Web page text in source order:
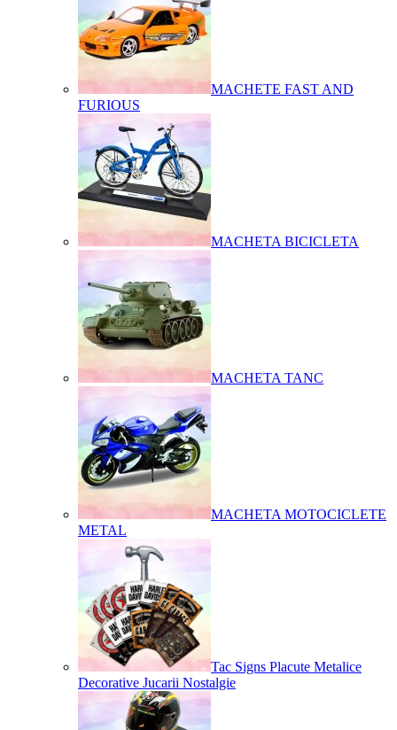
MACHETE FAST AND
FURIOUS
MACHETA BICICLETA
MACHETA TANC
MACHETA MOTOCICLETE
METAL
Tac Signs Placute Metalice
Decorative Jucarii Nostalgie